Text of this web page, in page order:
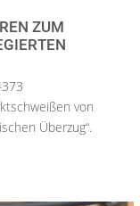
ZUM
S
von
Überzug“.